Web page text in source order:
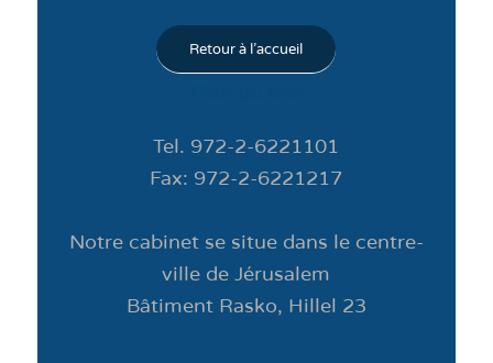
Retour à l'accueil
Tel. 972-2-6221101
Fax: 972-2-6221217
Notre cabinet se situe dans le centre-
ville de Jérusalem
Bâtiment Rasko, Hillel 23